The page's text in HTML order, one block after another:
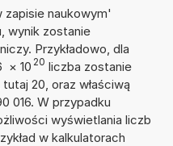
naukowym'
wynik zostanie
Przykładowo, dla
× 10 20 liczba zostanie
20, oraz właściwą
016. W przypadku
wyświetlania liczb
w kalkulatorach